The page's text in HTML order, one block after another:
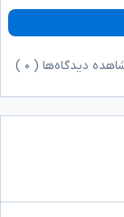
دیدگاه‌ها ( ۰